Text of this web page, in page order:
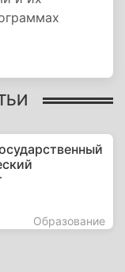
Образование